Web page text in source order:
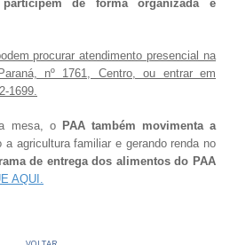
de forma organizada e
procurar atendimento presencial na
nº 1761, Centro, ou entrar em
1699.
mesa, oPAA também movimenta a
a agricultura familiar e gerando renda no
de entrega dos alimentos do PAA
AQUI.